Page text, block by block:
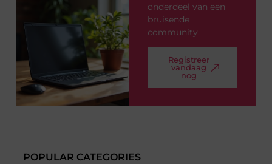
onderdeel van een
bruisende
community.
Registreer
vandaag
nog
POPULAR CATEGORIES